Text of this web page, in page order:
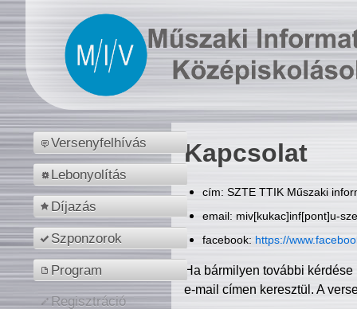
Versenyfelhívás
Lebonyolítás
Díjazás
Szponzorok
Program
Regisztráció
Kapcsolat
cím: SZTE TTIK Műszaki
email: miv[kukac]inf[pont]u-
facebook: https://
Ha bármilyen további
e-mail címen keresztül. A